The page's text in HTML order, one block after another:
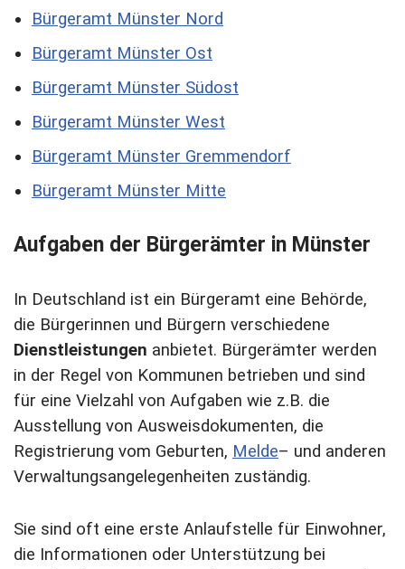
Bürgeramt Münster Nord
Bürgeramt Münster Ost
Bürgeramt Münster Südost
Bürgeramt Münster West
Bürgeramt Münster Gremmendorf
Bürgeramt Münster Mitte
Aufgaben der Bürgerämter in Münster
In Deutschland ist ein Bürgeramt eine Behörde,
die Bürgerinnen und Bürgern verschiedene
Dienstleistungen anbietet. Bürgerämter werden
in der Regel von Kommunen betrieben und sind
für eine Vielzahl von Aufgaben wie z.B. die
Ausstellung von Ausweisdokumenten, die
Registrierung vom Geburten, Melde– und anderen
Verwaltungsangelegenheiten zuständig.
Sie sind oft eine erste Anlaufstelle für Einwohner,
die Informationen oder Unterstützung bei